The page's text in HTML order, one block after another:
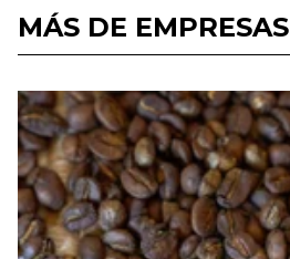
MÁS DE EMPRESAS